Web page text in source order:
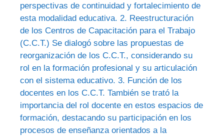
perspectivas de continuidad y fortalecimiento de
esta modalidad educativa. 2. Reestructuración
de los Centros de Capacitación para el Trabajo
(C.C.T.) Se dialogó sobre las propuestas de
reorganización de los C.C.T., considerando su
rol en la formación profesional y su articulación
con el sistema educativo. 3. Función de los
docentes en los C.C.T. También se trató la
importancia del rol docente en estos espacios de
formación, destacando su participación en los
procesos de enseñanza orientados a la